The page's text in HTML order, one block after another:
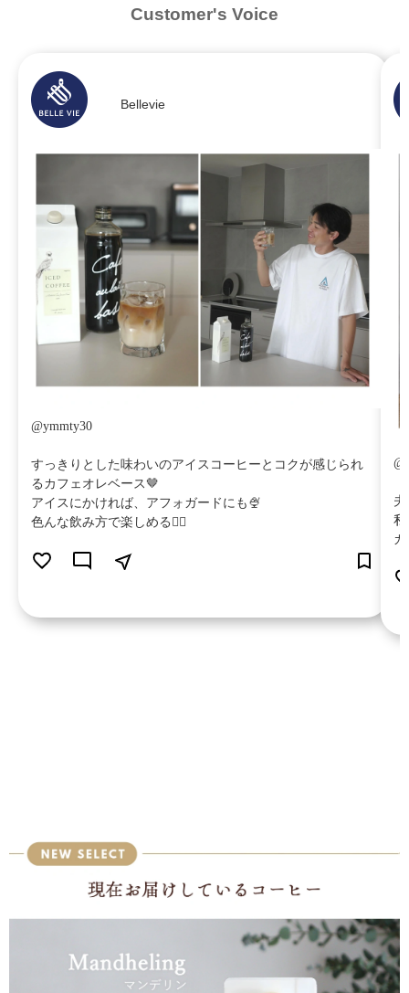
Customer's Voice
Bellevie
@ymmty30
すっきりとした味わいのアイスコーヒーとコクが感じられ
るカフェオレベース🤎
アイスにかければ、アフォガードにも🍨
色んな飲み方で楽しめる👌🏻
私